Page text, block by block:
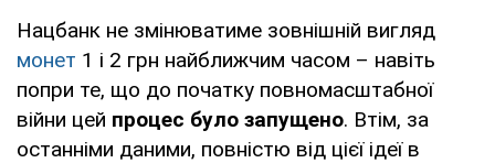
Нацбанк не змінюватиме зовнішній вигляд
монет 1 і 2 грн найближчим часом – навіть
попри те, що до початку повномасштабної
війни цей процес було запущено. Втім, за
останніми даними, повністю від цієї ідеї в